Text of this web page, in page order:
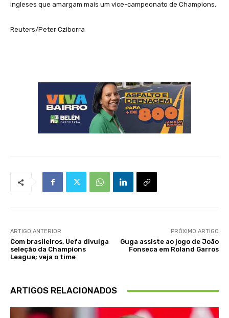
ingleses que amargam mais um vice-campeonato de Champions.
Reuters/Peter Cziborra
ARTIGO ANTERIOR
Com brasileiros, Uefa divulga
seleção da Champions
League; veja o time
PRÓXIMO ARTIGO
Guga assiste ao jogo de João
Fonseca em Roland Garros
ARTIGOS RELACIONADOS